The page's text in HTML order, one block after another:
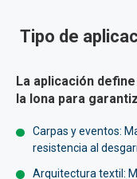
Tipo de
La aplicación
la lona para
Carpas y eventos:
resistencia al
Arquitectura textil: